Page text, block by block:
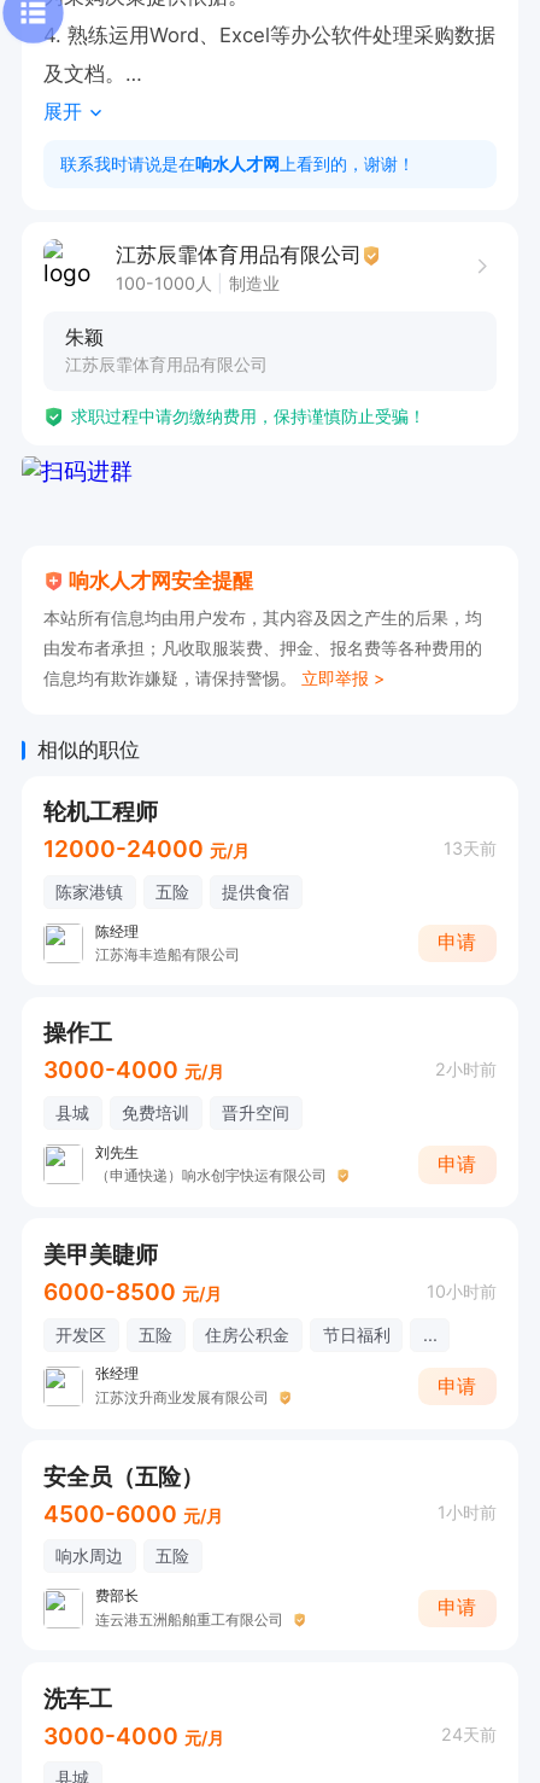
4. 熟练运用Word、Excel等办公软件处理采购数据
及文档。
5. 认真负责地完成采购任务，确保所采购物资的
质量和交付及时性。
1. 具备良好的职业道德，为人正直，工作态度严谨
2. 熟练掌握Excel、Word等办公软件，具备较强的
3. 拥有出色的沟通能力，能与各方有效沟通协
调。
5. 有相关采购经验者 熟悉服装行业或面料者
工作时间：早八晚五，
该岗位提供五险  长白班 及工作餐，诚邀优秀人才
加入。
展开
联系我时请说是在响水人才网 上看到的，谢谢！
江苏辰霏体育用品有限公司
100-1000人 制造业
朱颖
江苏辰霏体育用品有限公司
求职过程中请勿缴纳费用，保持谨慎防止受骗！
响水人才网安全提醒
本站所有信息均由用户发布，其内容及因之产生的后果，均
由发布者承担；凡收取服装费、押金、报名费等各种费用的
信息均有欺诈嫌疑，请保持警惕。 立即举报 >
相似的职位
轮机工程师
12000-24000 元/月 13天前
陈家港镇 五险 提供食宿
陈经理
江苏海丰造船有限公司
申请
操作工
3000-4000 元/月 2小时前
县城 免费培训 晋升空间
刘先生
（申通快递）响水创宇快运有限公司
申请
美甲美睫师
6000-8500 元/月 10小时前
开发区 五险 住房公积金 节日福利 ...
张经理
江苏汶升商业发展有限公司
申请
安全员（五险）
4500-6000 元/月 1小时前
响水周边 五险
费部长
连云港五洲船舶重工有限公司
申请
洗车工
3000-4000 元/月 24天前
县城